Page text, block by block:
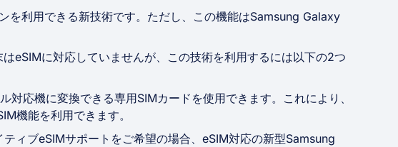
を利用できる新技術です。ただし、この機能はSamsung Galaxy
eSIMに対応していませんが、この技術を利用するには以下の2つ
対応機に変換できる専用SIMカードを使用できます。これにより、
機能を利用できます。
ティブeSIMサポートをご希望の場合、eSIM対応の新型Samsung